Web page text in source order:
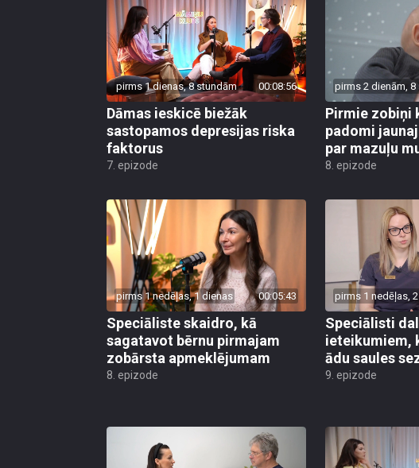
pirms 1 dienas, 8 stundām 00:08:56
Dāmas ieskicē biežāk
sastopamos depresijas riska
faktorus
7. epizode
pirms 2 dienām, 8
Pirmie zobiņi
padomi
par mazuļu
8. epizode
pirms 1 nedēļas, 1 dienas 00:05:43
Speciāliste skaidro, kā
sagatavot bērnu pirmajam
zobārsta apmeklējumam
8. epizode
pirms 1 nedēļas,
Speciālisti
ieteikumiem,
ādu saules
9. epizode